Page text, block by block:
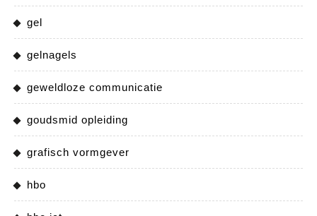
gel
gelnagels
geweldloze communicatie
goudsmid opleiding
grafisch vormgever
hbo